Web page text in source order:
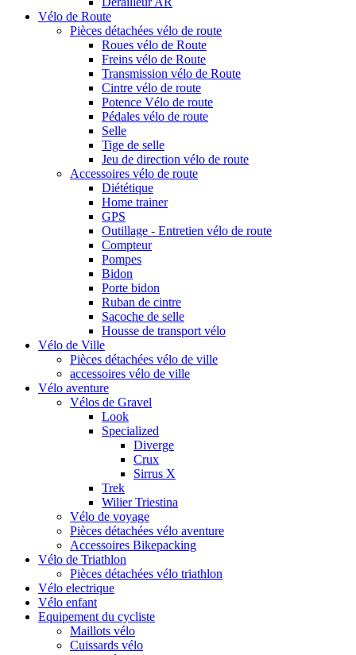
Vélo de Route
Pièces détachées vélo de route
Roues vélo de Route
Freins vélo de Route
Transmission vélo de Route
Cintre vélo de route
Potence Vélo de route
Pédales vélo de route
Selle
Tige de selle
Jeu de direction vélo de route
Accessoires vélo de route
Diététique
Home trainer
GPS
Outillage - Entretien vélo de route
Compteur
Pompes
Bidon
Porte bidon
Ruban de cintre
Sacoche de selle
Housse de transport vélo
Vélo de Ville
Pièces détachées vélo de ville
accessoires vélo de ville
Vélo aventure
Vélos de Gravel
Look
Specialized
Diverge
Crux
Sirrus X
Trek
Wilier Triestina
Vélo de voyage
Pièces détachées vélo aventure
Accessoires Bikepacking
Vélo de Triathlon
Pièces détachées vélo triathlon
Vélo electrique
Vélo enfant
Equipement du cycliste
Maillots vélo
Cuissards vélo